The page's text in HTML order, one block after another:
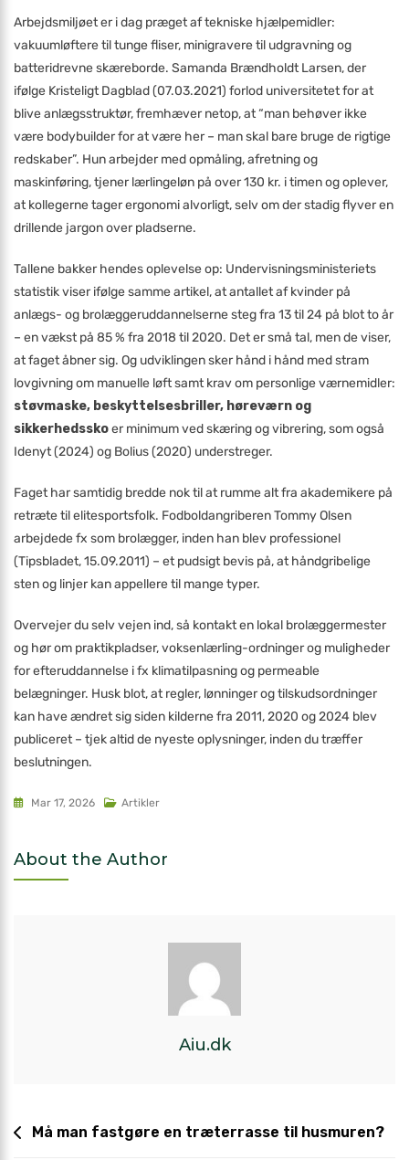
Arbejdsmiljøet er i dag præget af tekniske hjælpemidler:
vakuumløftere til tunge fliser, minigravere til udgravning og
batteridrevne skæreborde. Samanda Brændholdt Larsen, der
ifølge Kristeligt Dagblad (07.03.2021) forlod universitetet for at
blive anlægsstruktør, fremhæver netop, at “man behøver ikke
være bodybuilder for at være her – man skal bare bruge de rigtige
redskaber”. Hun arbejder med opmåling, afretning og
maskinføring, tjener lærlingeløn på over 130 kr. i timen og oplever,
at kollegerne tager ergonomi alvorligt, selv om der stadig flyver en
drillende jargon over pladserne.
Tallene bakker hendes oplevelse op: Undervisningsministeriets
statistik viser ifølge samme artikel, at antallet af kvinder på
anlægs- og brolæggeruddannelserne steg fra 13 til 24 på blot to år
– en vækst på 85 % fra 2018 til 2020. Det er små tal, men de viser,
at faget åbner sig. Og udviklingen sker hånd i hånd med stram
lovgivning om manuelle løft samt krav om personlige værnemidler:
støvmaske, beskyttelsesbriller, høreværn og
sikkerhedsskoer minimum ved skæring og vibrering, som også
Idenyt (2024) og Bolius (2020) understreger.
Faget har samtidig bredde nok til at rumme alt fra akademikere på
retræte til elitesportsfolk. Fodboldangriberen Tommy Olsen
arbejdede fx som brolægger, inden han blev professionel
(Tipsbladet, 15.09.2011) – et pudsigt bevis på, at håndgribelige
sten og linjer kan appellere til mange typer.
Overvejer du selv vejen ind, så kontakt en lokal brolæggermester
og hør om praktikpladser, voksenlærling-ordninger og muligheder
for efteruddannelse i fx klimatilpasning og permeable
belægninger. Husk blot, at regler, lønninger og tilskudsordninger
kan have ændret sig siden kilderne fra 2011, 2020 og 2024 blev
publiceret – tjek altid de nyeste oplysninger, inden du træffer
beslutningen.
Mar 17, 2026 Artikler
About the Author
Aiu.dk
Må man fastgøre en træterrasse til husmuren?